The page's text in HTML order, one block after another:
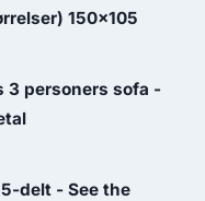
150x105
3 personers sofa -
delt - See the